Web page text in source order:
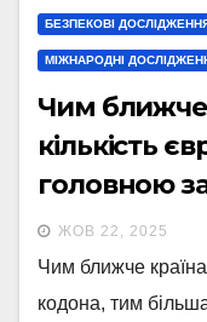
БЕЗПЕКОВІ
МІЖНАРОДНІ
Чим ближче
кількість
головною
ЖОВ 22, 2025
Чим ближче
кодона, тим